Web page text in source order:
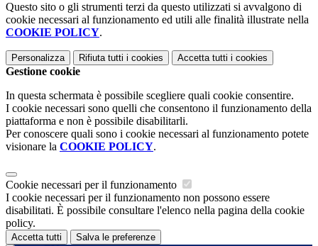
Questo sito o gli strumenti terzi da questo utilizzati si avvalgono di
cookie necessari al funzionamento ed utili alle finalità illustrate nella
COOKIE POLICY.
Personalizza Rifiuta tutti i cookies Accetta tutti i cookies
Gestione cookie
In questa schermata è possibile scegliere quali cookie consentire.
I cookie necessari sono quelli che consentono il funzionamento della
piattaforma e non è possibile disabilitarli.
Per conoscere quali sono i cookie necessari al funzionamento potete
visionare la COOKIE POLICY.
Cookie necessari per il funzionamento
I cookie necessari per il funzionamento non possono essere
disabilitati. È possibile consultare l'elenco nella pagina della cookie
policy.
Accetta tutti Salva le preferenze